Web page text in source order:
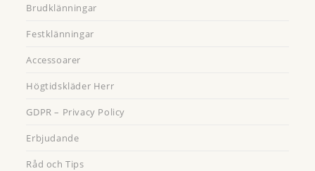
Brudklänningar
Festklänningar
Accessoarer
Högtidskläder Herr
GDPR – Privacy Policy
Erbjudande
Råd och Tips